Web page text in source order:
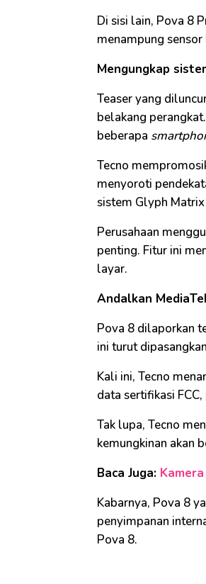
Di sisi lain, Pova 8
menampung
Mengungkap
Teaser yang
belakang
beberapa
Tecno
menyoroti
sistem Glyph
Perusahaan
penting. Fitur ini
layar.
Andalkan
Pova 8 dilaporkan
ini turut
Kali ini, Tecno
data sertifikasi
Tak lupa, Tecno
kemungkinan akan
Baca Juga:
Kabarnya, Pova 8
penyimpanan
Pova 8.